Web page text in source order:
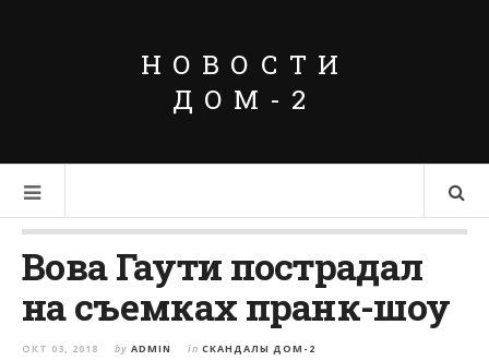
НОВОСТИ
ДОМ-2
Вова Гаути пострадал
на съемках пранк-шоу
ОКТ 03, 2018 by ADMIN in СКАНДАЛЫ ДОМ-2